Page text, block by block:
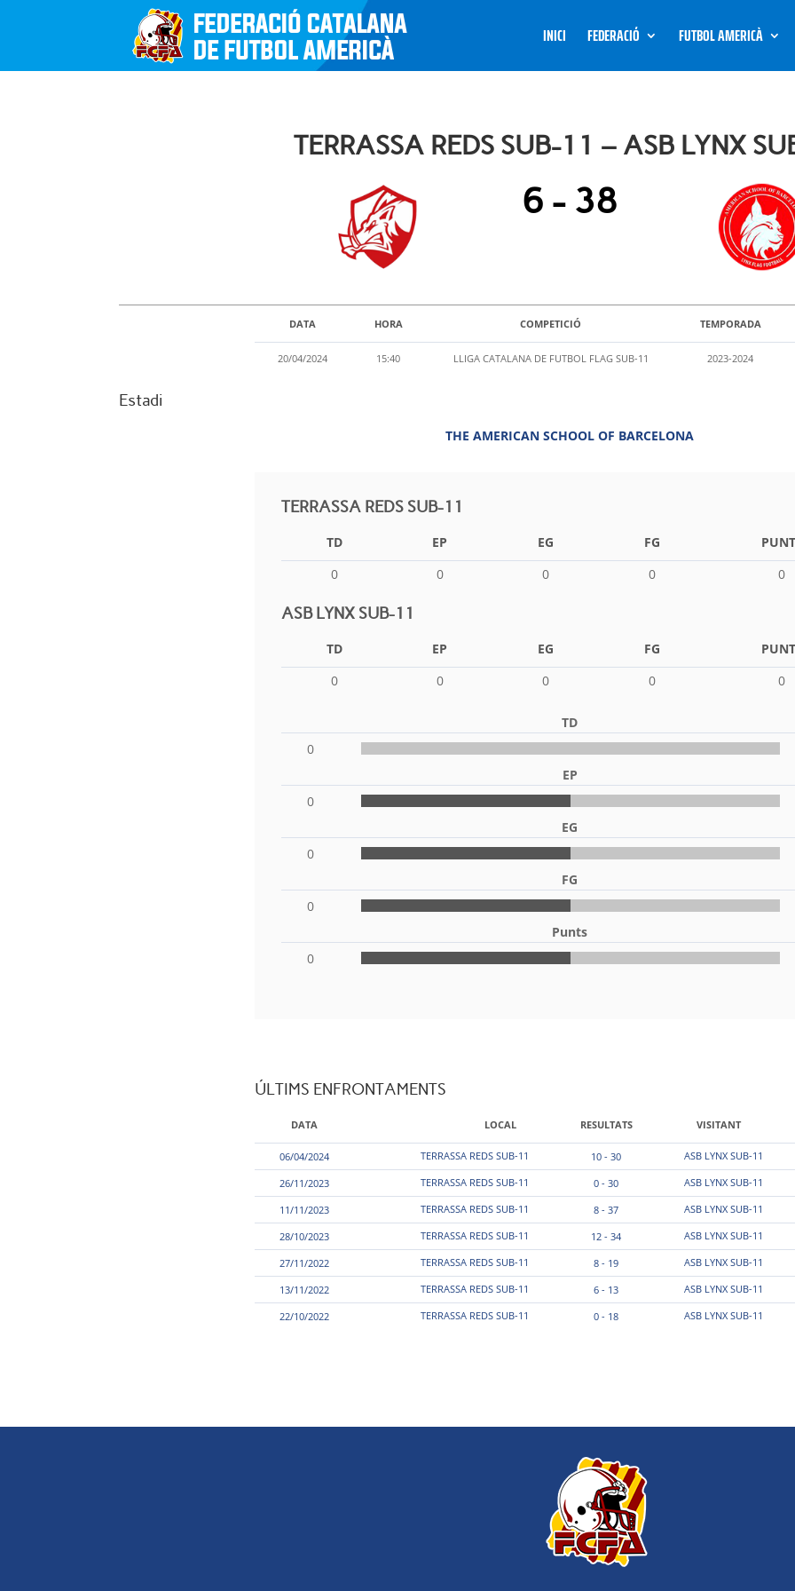
INICI FEDERACIÓ FUTBOL AMERICÀ
TERRASSA REDS SUB-11 – ASB LYNX
6 - 38
DATA HORA COMPETICIÓ TEMPORADA
20/04/2024 15:40 LLIGA CATALANA DE FUTBOL FLAG SUB-11 2023-2024
Estadi
THE AMERICAN SCHOOL OF BARCELONA
TERRASSA REDS SUB-11
TD EP EG FG
0
0 0 0 0
ASB LYNX SUB-11
TD EP EG FG
0
0 0 0 0
TD
0
EP
0
EG
0
FG
0
Punts
0
ÚLTIMS ENFRONTAMENTS
DATA LOCAL RESULTATS VISITANT
06/04/2024 TERRASSA REDS SUB-11 10 - 30 ASB LYNX SUB-11
26/11/2023
TERRASSA REDS SUB-11 0 - 30 ASB LYNX SUB-11
11/11/2023
TERRASSA REDS SUB-11 8 - 37 ASB LYNX SUB-11
28/10/2023
TERRASSA REDS SUB-11 12 - 34 ASB LYNX SUB-11
27/11/2022
TERRASSA REDS SUB-11 8 - 19 ASB LYNX SUB-11
13/11/2022
TERRASSA REDS SUB-11 6 - 13 ASB LYNX SUB-11
22/10/2022
TERRASSA REDS SUB-11 0 - 18 ASB LYNX SUB-11